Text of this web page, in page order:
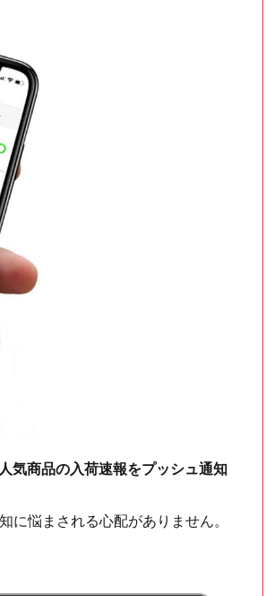
人気商品の入荷速報をプッシュ通知
に悩まされる心配がありません。